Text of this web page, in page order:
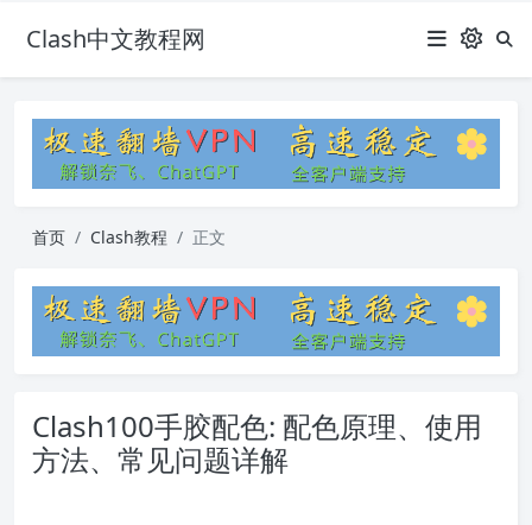
Clash中文教程网
首页 Clash教程 正文
Clash100手胶配色: 配色原理、使用
方法、常见问题详解